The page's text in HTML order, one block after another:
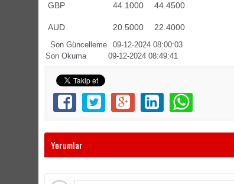
GBP 44.1000 44.4500
AUD 20.5000 22.4000
Son Güncelleme
Son Okuma
09-12-2024 08:00:03
09-12-2024 08:49:41
Yorumlar